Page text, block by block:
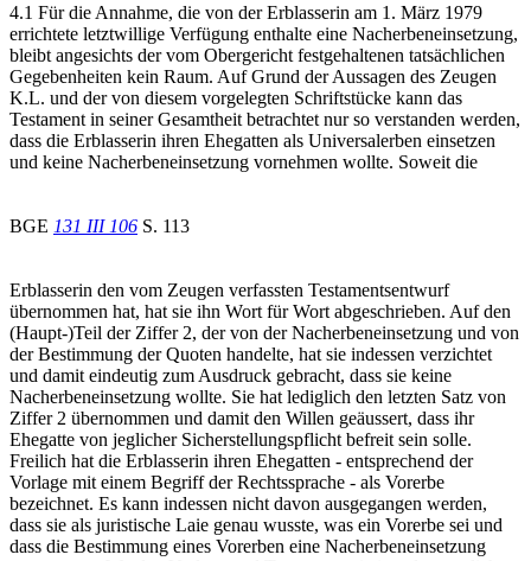
4.1 Für die Annahme, die von der Erblasserin am 1. März 1979
errichtete letztwillige Verfügung enthalte eine Nacherbeneinsetzung,
bleibt angesichts der vom Obergericht festgehaltenen tatsächlichen
Gegebenheiten kein Raum. Auf Grund der Aussagen des Zeugen
K.L. und der von diesem vorgelegten Schriftstücke kann das
Testament in seiner Gesamtheit betrachtet nur so verstanden werden,
dass die Erblasserin ihren Ehegatten als Universalerben einsetzen
und keine Nacherbeneinsetzung vornehmen wollte. Soweit die
BGE 131 III 106 S. 113
Erblasserin den vom Zeugen verfassten Testamentsentwurf
übernommen hat, hat sie ihn Wort für Wort abgeschrieben. Auf den
(Haupt-)Teil der Ziffer 2, der von der Nacherbeneinsetzung und von
der Bestimmung der Quoten handelte, hat sie indessen verzichtet
und damit eindeutig zum Ausdruck gebracht, dass sie keine
Nacherbeneinsetzung wollte. Sie hat lediglich den letzten Satz von
Ziffer 2 übernommen und damit den Willen geäussert, dass ihr
Ehegatte von jeglicher Sicherstellungspflicht befreit sein solle.
Freilich hat die Erblasserin ihren Ehegatten - entsprechend der
Vorlage mit einem Begriff der Rechtssprache - als Vorerbe
bezeichnet. Es kann indessen nicht davon ausgegangen werden,
dass sie als juristische Laie genau wusste, was ein Vorerbe sei und
dass die Bestimmung eines Vorerben eine Nacherbeneinsetzung